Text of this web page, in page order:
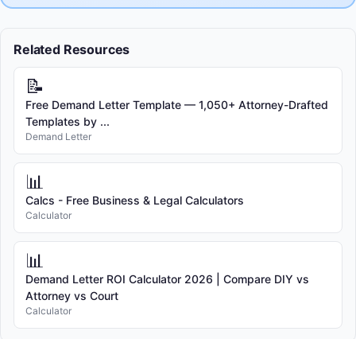
Related Resources
📝
Free Demand Letter Template — 1,050+ Attorney-Drafted
Templates by ...
Demand Letter
📊
Calcs - Free Business & Legal Calculators
Calculator
📊
Demand Letter ROI Calculator 2026 | Compare DIY vs
Attorney vs Court
Calculator